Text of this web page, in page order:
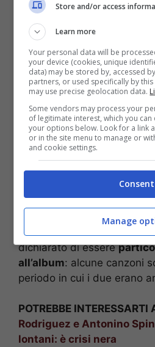
La foto pubblicata da Marracash
(via social)
Elodieha riservatoparole
confronti del suo ormai ex
Marracash. I due sono in
ragazza ha tenuto a
momenti con il suo
profondità l’intelligenza, la
le favole non esistono e
più bella, ricca e sfaccettata”
cantante ha dichiarato
artista e un essere umano
merito al disco appena
dichiarato di essere
all’album: alcune canzoni
periodo in cui i due erano
POTREBBE
Rodriguez e Antonino
lontani: è crisi nera
Store and/or access
Learn more
Your personal data will be
your device (cookies, unique
data) may be stored by, accessed
partners, or used specifically by
may use precise geolocation data.
Some vendors may process your
of legitimate interest, which you
your options below. Look for a link
or in the site menu to manage or
and cookie settings.
Consent
Manage